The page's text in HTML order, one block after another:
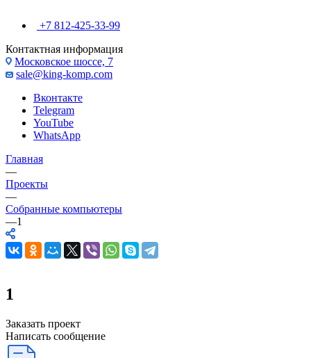
+7 812-425-33-99
Контактная информация
Московское шоссе, 7
sale@king-komp.com
Вконтакте
Telegram
YouTube
WhatsApp
Главная
—
Проекты
—
Собранные компьютеры
—1
1
Заказать проект
Написать сообщение